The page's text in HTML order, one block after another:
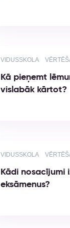
VIDUSSKOLA
Kā pieņemt
vislabāk kārtot?
VIDUSSKOLA
Kādi nosacījumi
eksāmenus?